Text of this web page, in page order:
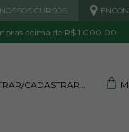
NOSSOS CURSOS
acima de R$ 1.000,00
CADASTRAR